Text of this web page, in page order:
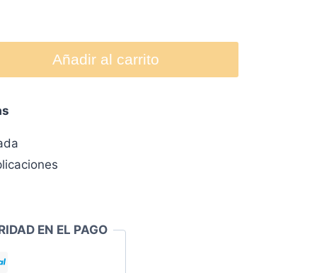
Añadir al carrito
EN EL PAGO